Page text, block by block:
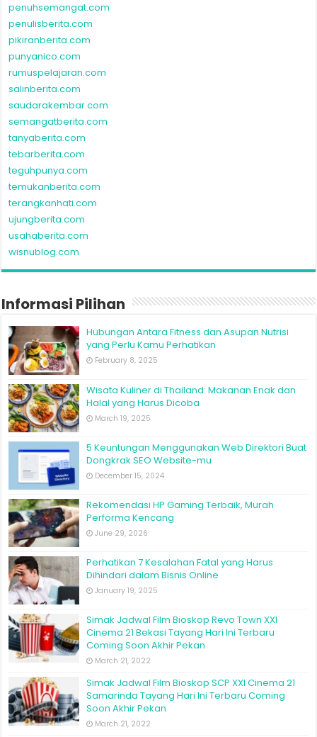
penuhsemangat.com
penulisberita.com
pikiranberita.com
punyanico.com
rumuspelajaran.com
salinberita.com
saudarakembar.com
semangatberita.com
tanyaberita.com
tebarberita.com
teguhpunya.com
temukanberita.com
terangkanhati.com
ujungberita.com
usahaberita.com
wisnublog.com
Informasi Pilihan
Hubungan Antara Fitness dan Asupan Nutrisi
yang Perlu Kamu Perhatikan
February 8, 2025
Wisata Kuliner di Thailand: Makanan Enak dan
Halal yang Harus Dicoba
March 19, 2025
5 Keuntungan Menggunakan Web Direktori Buat
Dongkrak SEO Website-mu
December 15, 2024
Rekomendasi HP Gaming Terbaik, Murah
Performa Kencang
June 29, 2026
Perhatikan 7 Kesalahan Fatal yang Harus
Dihindari dalam Bisnis Online
January 19, 2025
Simak Jadwal Film Bioskop Revo Town XXI
Cinema 21 Bekasi Tayang Hari Ini Terbaru
Coming Soon Akhir Pekan
March 21, 2022
Simak Jadwal Film Bioskop SCP XXI Cinema 21
Samarinda Tayang Hari Ini Terbaru Coming
Soon Akhir Pekan
March 21, 2022